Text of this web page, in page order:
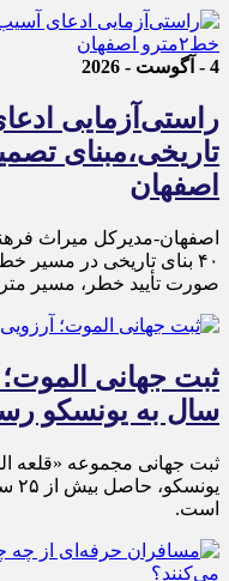
4 - آگوست - 2026
اصفهان
اصفهان-مدیرکل میراث
۴۰ بنای تاریخی در مسیر
صورت تأیید خطر، مسیر
سال به یونسکو
ثبت جهانی مجموعه «قلعه
است.